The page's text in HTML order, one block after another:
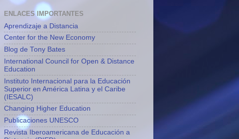
ENLACES IMPORTANTES
Aprendizaje a Distancia
Center for the New Economy
Blog de Tony Bates
International Council for Open & Distance
Education
Instituto Internacional para la Educación
Superior en América Latina y el Caribe
(IESALC)
Changing Higher Education
Publicaciones UNESCO
Revista Iberoamericana de Educación a